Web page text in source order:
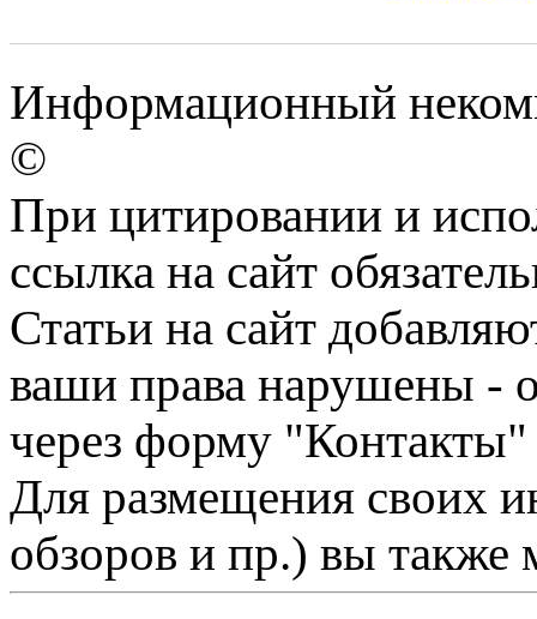
Информационный
©
При цитировании и
ссылка на сайт
Статьи на сайт
ваши права нарушены -
через форму "Контакты"
Для размещения своих
обзоров и пр.) вы также